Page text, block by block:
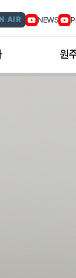
AIR NEWS
성과정
원